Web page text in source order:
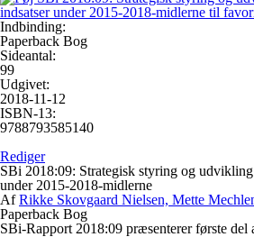
Indbinding:
Paperback Bog
Sideantal:
99
Udgivet:
2018-11-12
ISBN-13:
9788793585140
Rediger
SBi 2018:09: Strategisk styring og
under 2015-2018-midlerne
AfRikke Skovgaard Nielsen, Mette
Paperback Bog
SBi-Rapport 2018:09 præsenterer første del